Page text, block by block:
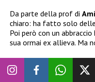
Da parte della prof di
chiaro: ha fatto solo
Poi però con un
sua ormai ex allieva. Ma
Ad Amici 25 Zerbi
andrà dalla Pettinelli?